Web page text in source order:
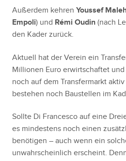
Außerdem kehren Youssef
Empoli) und Rémi Oudin (nach
den Kader zurück.
Aktuell hat der Verein ein
Millionen Euro erwirtschaftet
noch auf dem Transfermarkt
bestehen noch Baustellen im
Sollte Di Francesco auf eine
es mindestens noch einen
benötigen – auch wenn ein
unwahrscheinlich erscheint.